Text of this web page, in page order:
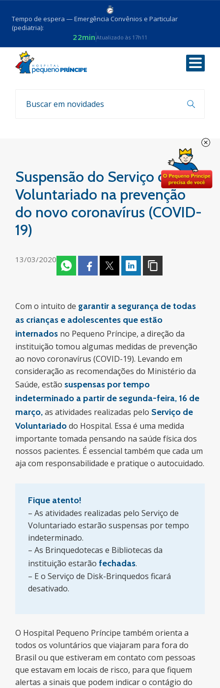
Tempo de espera — Emergência Convênios e Particular
(pediatria):
22min Atualizado às 17h11
Voltar
Coronavirus
Suspensão do Serviço de
Voluntariado na prevenção
do novo coronavírus (COVID-
19)
13/03/2020
Com o intuito de garantir a segurança de todas
as crianças e adolescentes que estão
internados no Pequeno Príncipe, a direção da
instituição tomou algumas medidas de prevenção
ao novo coronavírus (COVID-19). Levando em
consideração as recomendações do Ministério da
Saúde, estão suspensas por tempo
indeterminado a partir de segunda-feira, 16 de
março,as atividades realizadas pelo Serviço de
Voluntariadodo Hospital. Essa é uma medida
importante tomada pensando na saúde física dos
nossos pacientes. É essencial também que cada um
aja com responsabilidade e pratique o autocuidado.
Fique atento!
– As atividades realizadas pelo Serviço de
Voluntariado estarão suspensas por tempo
indeterminado.
– As Brinquedotecas e Bibliotecas da
instituição estarãofechadas.
– E o Serviço de Disk-Brinquedos ficará
desativado.
O Hospital Pequeno Príncipe também orienta a
todos os voluntários que viajaram para fora do
Brasil ou que estiveram em contato com pessoas
que estavam em locais de risco, para que fiquem
alertas a sinais que podem indicar o contágio do